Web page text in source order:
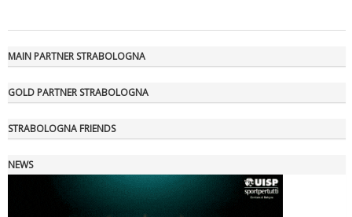
Tiziano Pesce a Radio InBlu2000 traccia il bilancio della stagione
MAIN PARTNER STRABOLOGNA
GOLD PARTNER STRABOLOGNA
STRABOLOGNA FRIENDS
NEWS